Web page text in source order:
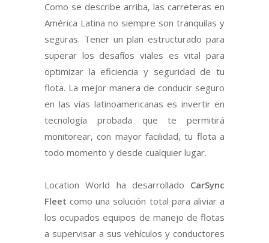
Como se describe arriba, las carreteras en
América Latina no siempre son tranquilas y
seguras. Tener un plan estructurado para
superar los desafíos viales es vital para
optimizar la eficiencia y seguridad de tu
flota. La mejor manera de conducir seguro
en las vías latinoamericanas es invertir en
tecnología probada que te permitirá
monitorear, con mayor facilidad, tu flota a
todo momento y desde cualquier lugar.
Location World ha desarrollado CarSync
Fleet como una solución total para aliviar a
los ocupados equipos de manejo de flotas
a supervisar a sus vehículos y conductores